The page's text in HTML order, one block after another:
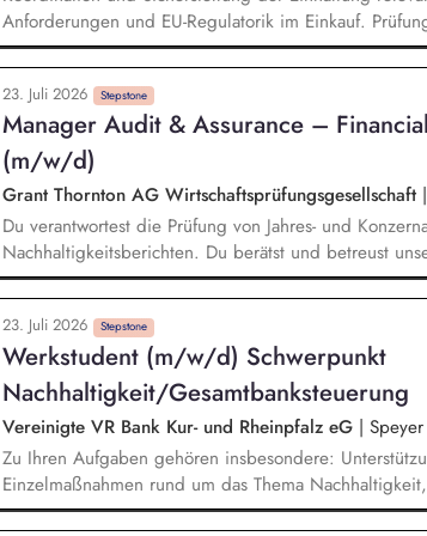
Anforderungen und EU-Regulatorik im Einkauf.
Zertifikaten und Audit-Ergebnissen. Aufbau und
Reportingstrukturen sowie Prozessen und Systemen.
Warengruppen- und Lieferantenstrategien. Supply
Monitoring kritischer Rohstoffe, Kapazitäten,
23. Juli 2026 Stepstone
Manager Audit & Assurance –
(m/w/d)
Grant Thornton AG Wirtschaftsprüfungsgesellschaft |
Du verantwortest die Prüfung von Jahres- und
Nachhaltigkeitsberichten. Du berätst und betreust
ausgerichtete Mandantschaft bei der
von Nachhaltigkeitsberichten. Du verantwortest
Schwerpunkt Nachhaltigkeit. Du bringst Dein
(GT-)Gremien ein.
23. Juli 2026 Stepstone
Werkstudent (m/w/d) Schwerpunkt
Nachhaltigkeit/Gesamtbanksteuerung
Vereinigte VR Bank Kur- und Rheinpfalz eG | Speyer
Zu Ihren Aufgaben gehören insbesondere:
Einzelmaßnahmen rund um das Thema
regulatorischer Nachhaltigkeitsanforderungen,